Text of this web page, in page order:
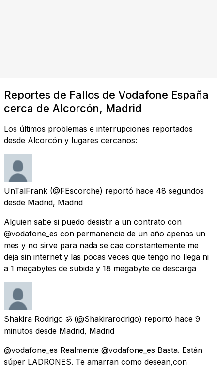
Reportes de Fallos de Vodafone España
cerca de Alcorcón, Madrid
Los últimos problemas e interrupciones reportados
desde Alcorcón y lugares cercanos:
UnTalFrank (@FEscorche) reportó hace 48 segundos
desde Madrid, Madrid
Alguien sabe si puedo desistir a un contrato con
@vodafone_es con permanencia de un año apenas un
mes y no sirve para nada se cae constantemente me
deja sin internet y las pocas veces que tengo no llega ni
a 1 megabytes de subida y 18 megabyte de descarga
Shakira Rodrigo ॐ (@Shakirarodrigo) reportó hace 9
minutos desde Madrid, Madrid
@vodafone_es Realmente @vodafone_es Basta. Están
súper LADRONES. Te amarran como desean,con